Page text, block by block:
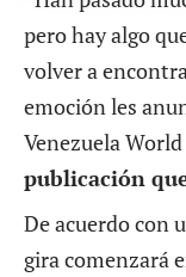
pero hay algo
volver a
emoción les
Venezuela
publicación
De acuerdo con
gira comenzará